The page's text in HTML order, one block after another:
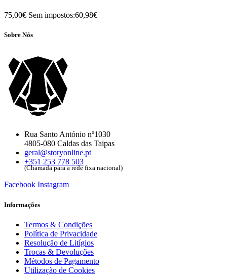
75,00€ Sem impostos:60,98€
Sobre Nós
Rua Santo António nº1030
4805-080 Caldas das Taipas
geral@storyonline.pt
+351 253 778 503
(Chamada para a rede fixa nacional)
Facebook Instagram
Informações
Termos & Condições
Política de Privacidade
Resolução de Litígios
Trocas & Devoluções
Métodos de Pagamento
Utilização de Cookies